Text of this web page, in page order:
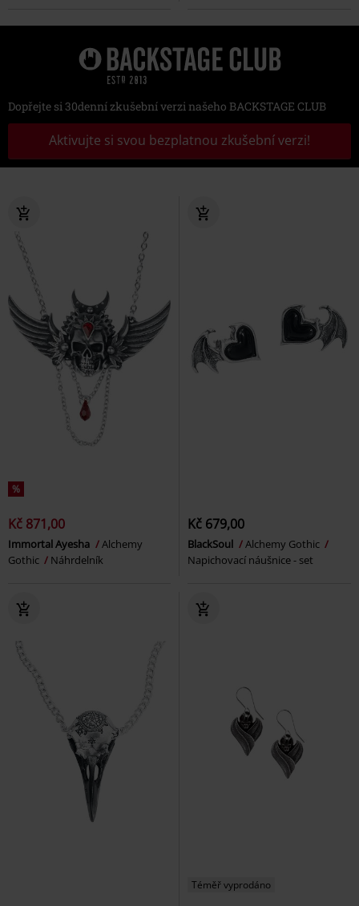
Dopřejte si 30denní zkušební verzi našeho BACKSTAGE CLUB
Aktivujte si svou bezplatnou zkušební verzi!
%
Kč 871,00
Immortal Ayesha
Alchemy
Gothic
Náhrdelník
Kč 679,00
BlackSoul
Alchemy Gothic
Napichovací náušnice - set
Téměř vyprodáno